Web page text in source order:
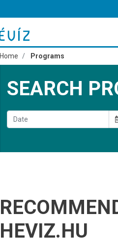
Home Programs
SEARCH
HEVIZ.HU